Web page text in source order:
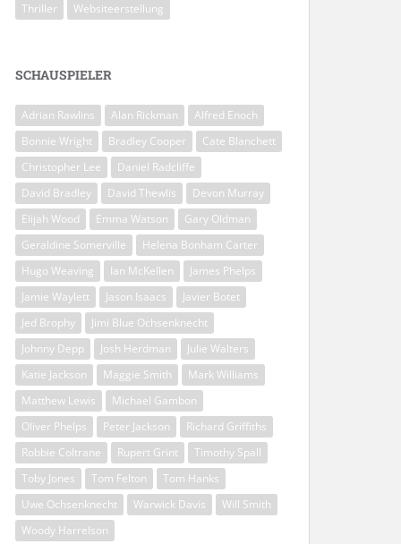
Thriller
Websiteerstellung
SCHAUSPIELER
Adrian Rawlins Alan Rickman
Alfred Enoch
Bonnie Wright
Bradley Cooper
Cate Blanchett
Christopher Lee
Daniel Radcliffe
David Bradley
David Thewlis
Devon Murray
Elijah Wood
Emma Watson
Gary Oldman
Geraldine Somerville
Helena Bonham Carter
Hugo Weaving
Ian McKellen
James Phelps
Jamie Waylett
Jason Isaacs
Javier Botet
Jed Brophy
Jimi Blue Ochsenknecht
Johnny Depp
Josh Herdman
Julie Walters
Katie Jackson
Maggie Smith
Mark Williams
Matthew Lewis
Michael Gambon
Oliver Phelps
Peter Jackson
Richard Griffiths
Robbie Coltrane
Rupert Grint
Timothy Spall
Toby Jones
Tom Felton
Tom Hanks
Uwe Ochsenknecht
Warwick Davis
Will Smith
Woody Harrelson